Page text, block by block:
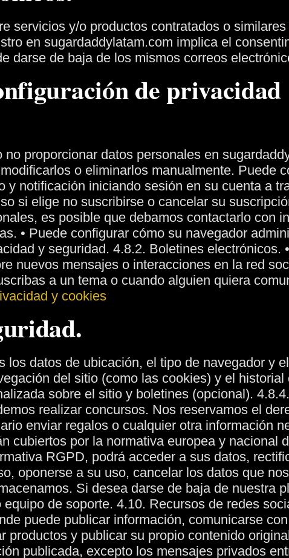
servicios y/o productos contratados o
en sugardaddylatam.com implica el
darse de baja de los mismos correos
de privacidad
no proporcionar datos personales en
o eliminarlos manualmente. Puede
y notificación iniciando sesión en su cuenta a
si elige no suscribirse o cancelar su
es posible que debamos contactarlo con
• Puede configurar cómo su navegador
y seguridad. 4.8.2. Boletines electrónicos.
nuevos mensajes o interacciones en la red
a un tema o cuando alguien quiera
y cookies
los datos de ubicación, el tipo de navegador y
del sitio (como las cookies) y el historial
sobre el sitio y boletines (opcional).
realizar concursos. Nos reservamos el
enviar regalos o cualquier otra información
cubiertos por la normativa europea y nacional
RGPD, podrá acceder a sus datos,
oponerse a su uso, cancelar los datos que
Si desea darse de baja de nuestra
de soporte. 4.10. Recursos de redes
puede publicar información, comunicarse
productos y publicar su propio contenido
publicada, excepto los mensajes privados